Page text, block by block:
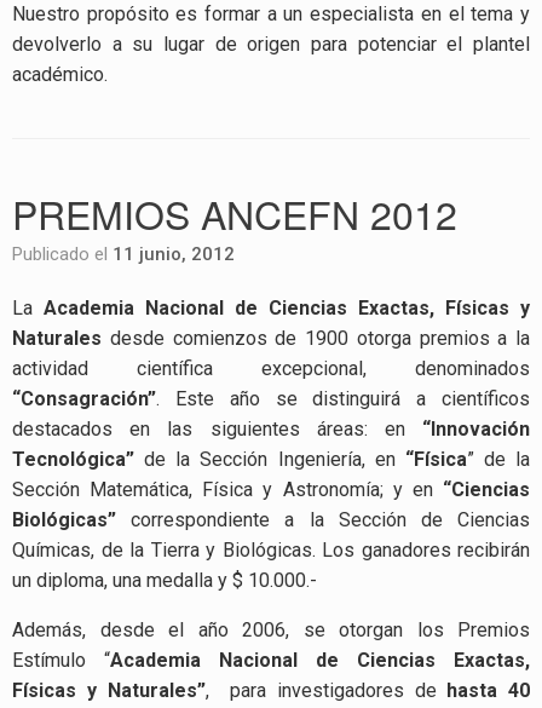
Nuestro propósito es formar a un especialista en el tema y
devolverlo a su lugar de origen para potenciar el plantel
académico.
PREMIOS ANCEFN 2012
Publicado el 11 junio, 2012
La Academia Nacional de Ciencias Exactas, Físicas y
Naturales desde comienzos de 1900 otorga premios a la
actividad científica excepcional, denominados
“Consagración”. Este año se distinguirá a científicos
destacados en las siguientes áreas: en “Innovación
Tecnológica”de la Sección Ingeniería, en “Física” de la
Sección Matemática, Física y Astronomía; y en “Ciencias
Biológicas”correspondiente a la Sección de Ciencias
Químicas, de la Tierra y Biológicas. Los ganadores recibirán
un diploma, una medalla y $ 10.000.-
Además, desde el año 2006, se otorgan los Premios
Estímulo “Academia Nacional de Ciencias Exactas,
Físicas y Naturales”, para investigadores de hasta 40